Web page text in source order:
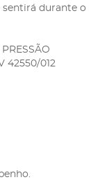
sentirá durante o
42550/012